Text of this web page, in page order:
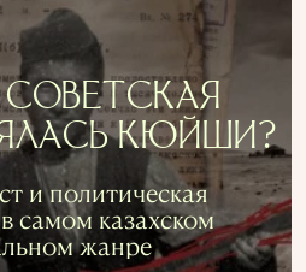
ИСТОРИИ
КОРОТКО
АЗИЯ
ИСКУССТВО
РЕПРЕССИИ В СССР
НАУКИ ПРОФЕССИИ
КЮЙШИ?
и политическая
самом казахском
жанре